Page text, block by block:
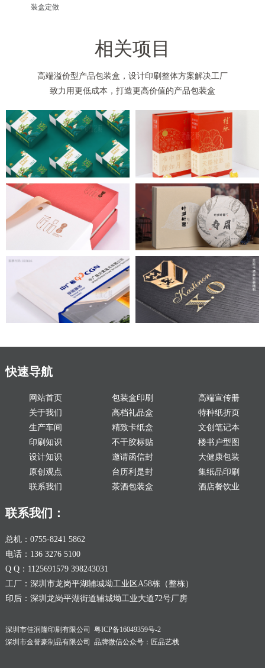
装盒定做
相关项目
高端溢价型产品包装盒，设计印刷整体方案解决工厂
致力用更低成本，打造更高价值的产品包装盒
快速导航
网站首页
关于我们
生产车间
印刷知识
设计知识
原创观点
联系我们
包装盒印刷
高档礼品盒
精致卡纸盒
不干胶标贴
邀请函信封
台历利是封
茶酒包装盒
高端宣传册
特种纸折页
文创笔记本
楼书户型图
大健康包装
集纸品印刷
酒店餐饮业
联系我们：
总机：0755-8241 5862
电话：136 3276 5100
Q Q：1125691579 398243031
工厂：深圳市龙岗平湖辅城坳工业区A58栋（整栋）
印后：深圳龙岗平湖街道辅城坳工业大道72号厂房
深圳市佳润隆印刷有限公司粤ICP备16049359号-2
深圳市金誉豪制品有限公司 品牌微信公众号：匠品艺栈